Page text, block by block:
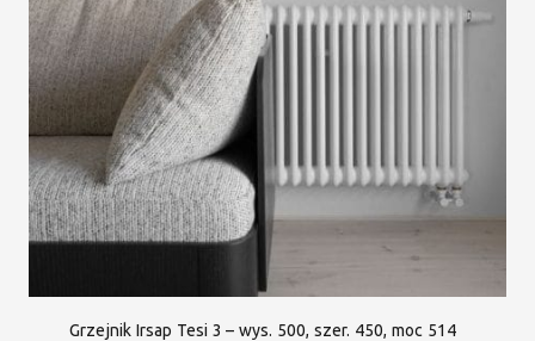
Grzejnik Irsap Tesi 3 – wys. 500, szer. 450, moc 514